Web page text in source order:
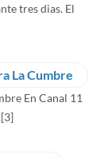
tres dias. El
La Cumbre
En Canal 11
[3]